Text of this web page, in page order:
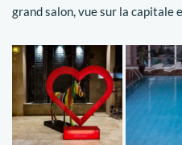
grand salon, vue sur la capitale